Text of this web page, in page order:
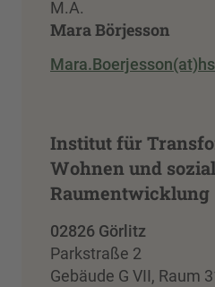
M.A.
Mara Börjesson
Institut für
Wohnen und
Raumentwicklung
02826 Görlitz
Parkstraße 2
Gebäude G VII, Raum